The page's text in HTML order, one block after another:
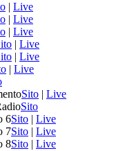
| Live
| Live
| Live
| Live
| Live
| Live
Sito | Live
Sito
6Sito | Live
7Sito | Live
8Sito | Live